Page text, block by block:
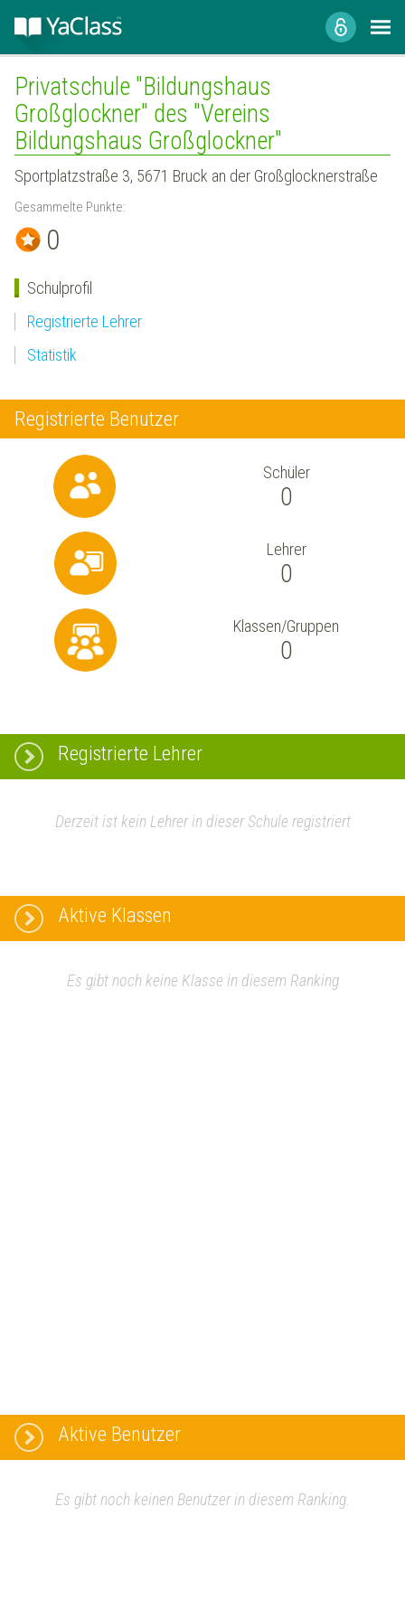
Privatschule "Bildungshaus
Großglockner" des "Vereins
Bildungshaus Großglockner"
Sportplatzstraße 3, 5671 Bruck an der Großglocknerstraße
Gesammelte Punkte:
0
Schulprofil
Registrierte Lehrer
Statistik
Registrierte Benutzer
Schüler
0
Lehrer
0
Klassen/Gruppen
0
Registrierte Lehrer
Derzeit ist kein Lehrer in dieser Schule registriert
Aktive Klassen
Es gibt noch keine Klasse in diesem Ranking
Aktive Benutzer
Es gibt noch keinen Benutzer in diesem Ranking.